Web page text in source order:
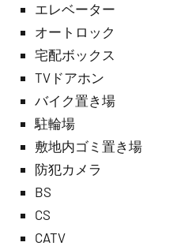
エレベーター
オートロック
宅配ボックス
TVドアホン
バイク置き場
駐輪場
敷地内ゴミ置き場
防犯カメラ
BS
CS
CATV